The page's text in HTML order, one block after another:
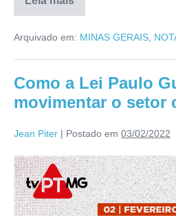
Arquivado em: MINAS GERAIS
Como a Lei Paulo
movimentar o setor
Jean Piter | Postado em 03/02/2022